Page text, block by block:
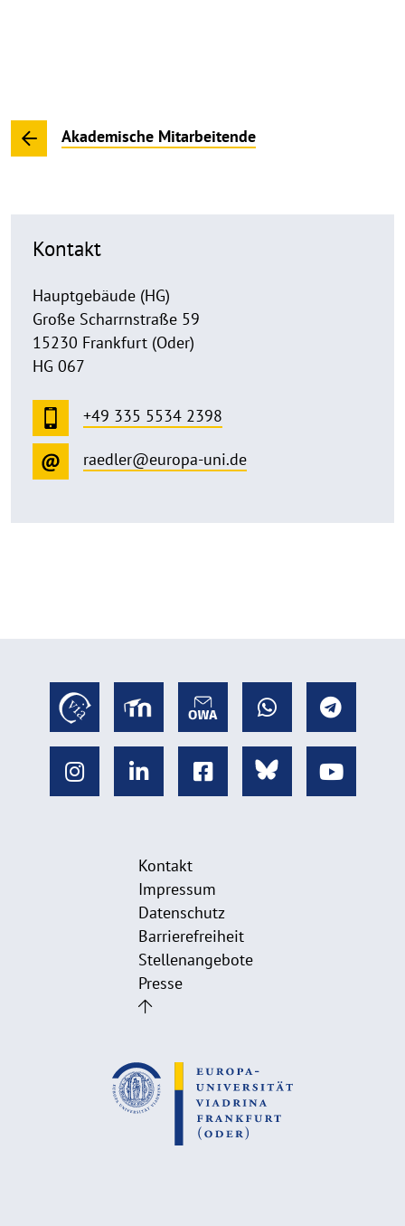
Akademische Mitarbeitende
Kontakt
Hauptgebäude (HG)
Große Scharrnstraße 59
15230 Frankfurt (Oder)
HG 067
+49 335 5534 2398
raedler@europa-uni.de
Kontakt
Impressum
Datenschutz
Barrierefreiheit
Stellenangebote
Presse